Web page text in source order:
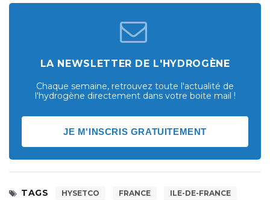
LA NEWSLETTER DE L'HYDROGÈNE
Chaque semaine, retrouvez toute l'actualité de
l'hydrogène directement dans votre boite mail !
JE M'INSCRIS GRATUITEMENT
TAGS HYSETCO FRANCE ILE-DE-FRANCE